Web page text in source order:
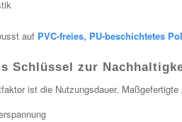
auf PVC-freies, PU-beschichtetes
Schlüssel zur
ist die Nutzungsdauer.